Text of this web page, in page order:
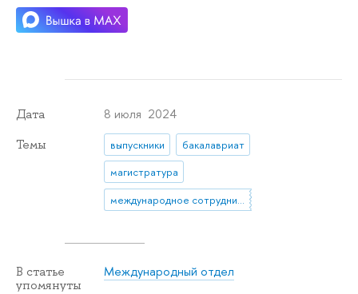
Дата 8 июля 2024
Темы выпускники
бакалавриат
магистратура
международное сотрудничество
В статье
упомянуты
Международный отдел